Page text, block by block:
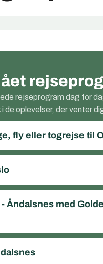
rejseprogram dag for
i de oplevelser, der venter
fly eller togrejse til
- Åndalsnes med